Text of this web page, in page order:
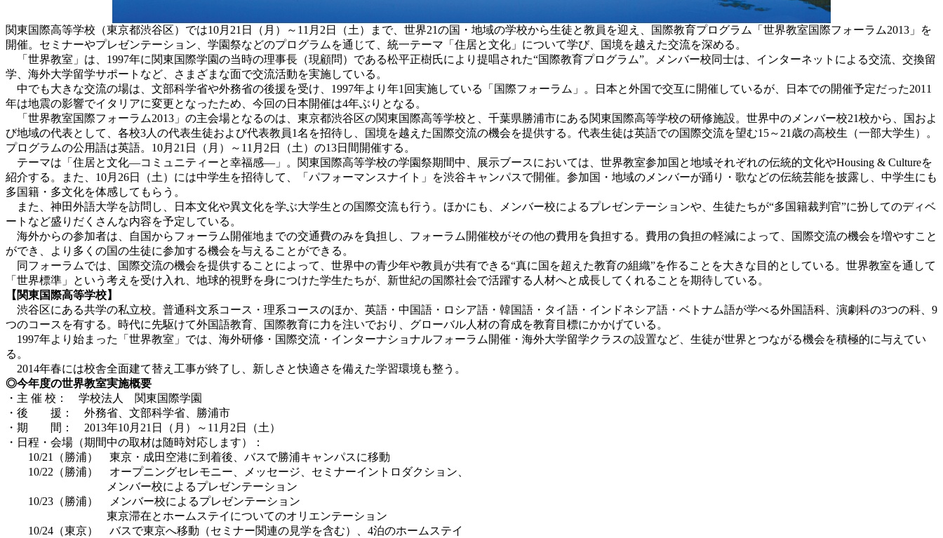
関東国際高等学校（東京都渋谷区）では10月21日（月）～11月2日（土）まで、世界21の国・地域の学校から生徒と教員を迎え、国際教育プログラム「世界教室国際フォーラム2013」を
開催。セミナーやプレゼンテーション、学園祭などのプログラムを通じて、統一テーマ「住居と文化」について学び、国境を越えた交流を深める。
「世界教室」は、1997年に関東国際学園の当時の理事長（現顧問）である松平正樹氏により提唱された“国際教育プログラム”。メンバー校同士は、インターネットによる交流、交換留
学、海外大学留学サポートなど、さまざまな面で交流活動を実施している。
中でも大きな交流の場は、文部科学省や外務省の後援を受け、1997年より年1回実施している「国際フォーラム」。日本と外国で交互に開催しているが、日本での開催予定だった2011
年は地震の影響でイタリアに変更となったため、今回の日本開催は4年ぶりとなる。
「世界教室国際フォーラム2013」の主会場となるのは、東京都渋谷区の関東国際高等学校と、千葉県勝浦市にある関東国際高等学校の研修施設。世界中のメンバー校21校から、国およ
び地域の代表として、各校3人の代表生徒および代表教員1名を招待し、国境を越えた国際交流の機会を提供する。代表生徒は英語での国際交流を望む15～21歳の高校生（一部大学生）。
プログラムの公用語は英語。10月21日（月）～11月2日（土）の13日間開催する。
テーマは「住居と文化―コミュニティーと幸福感―」。関東国際高等学校の学園祭期間中、展示ブースにおいては、世界教室参加国と地域それぞれの伝統的文化やHousing & Cultureを
紹介する。また、10月26日（土）には中学生を招待して、「パフォーマンスナイト」を渋谷キャンパスで開催。参加国・地域のメンバーが踊り・歌などの伝統芸能を披露し、中学生にも
多国籍・多文化を体感してもらう。
また、神田外語大学を訪問し、日本文化や異文化を学ぶ大学生との国際交流も行う。ほかにも、メンバー校によるプレゼンテーションや、生徒たちが“多国籍裁判官”に扮してのディベ
ートなど盛りだくさんな内容を予定している。
海外からの参加者は、自国からフォーラム開催地までの交通費のみを負担し、フォーラム開催校がその他の費用を負担する。費用の負担の軽減によって、国際交流の機会を増やすこと
ができ、より多くの国の生徒に参加する機会を与えることができる。
同フォーラムでは、国際交流の機会を提供することによって、世界中の青少年や教員が共有できる“真に国を超えた教育の組織”を作ることを大きな目的としている。世界教室を通して
「世界標準」という考えを受け入れ、地球的視野を身につけた学生たちが、新世紀の国際社会で活躍する人材へと成長してくれることを期待している。
【関東国際高等学校】
渋谷区にある共学の私立校。普通科文系コース・理系コースのほか、英語・中国語・ロシア語・韓国語・タイ語・インドネシア語・ベトナム語が学べる外国語科、演劇科の3つの科、9
つのコースを有する。時代に先駆けて外国語教育、国際教育に力を注いでおり、グローバル人材の育成を教育目標にかかげている。
1997年より始まった「世界教室」では、海外研修・国際交流・インターナショナルフォーラム開催・海外大学留学クラスの設置など、生徒が世界とつながる機会を積極的に与えてい
る。
2014年春には校舎全面建て替え工事が終了し、新しさと快適さを備えた学習環境も整う。
◎今年度の世界教室実施概要
・主 催 校： 学校法人 関東国際学園
・後 援： 外務省、文部科学省、勝浦市
・期 間： 2013年10月21日（月）～11月2日（土）
・日程・会場（期間中の取材は随時対応します）：
10/21（勝浦） 東京・成田空港に到着後、バスで勝浦キャンパスに移動
10/22（勝浦） オープニングセレモニー、メッセージ、セミナーイントロダクション、
メンバー校によるプレゼンテーション
10/23（勝浦） メンバー校によるプレゼンテーション
東京滞在とホームステイについてのオリエンテーション
10/24（東京） バスで東京へ移動（セミナー関連の見学を含む）、4泊のホームステイ